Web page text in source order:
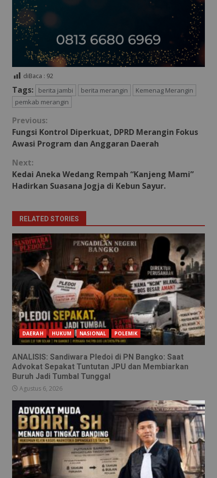
diBaca : 92
Tags: berita jambi berita merangin
Kemenag Merangin
pemkab merangin
Continue
Reading
Previous:
Fungsi Kontrol Diperkuat, DPRD Merangin Fokus
Awasi Program dan Anggaran Daerah
Next:
Kedai Aneka Wedang Rempah “Kanjeng Mami”
Hadirkan Suasana Jogja di Kebun Sayur.
RELATED STORIES
DAERAH HUKUM NASIONAL POLEMIK
ANALISIS: Sandiwara Pledoi di PN Bangko: Saat
Advokat Sepakat Tuntutan JPU dan Membiarkan
Buruh Jadi Tumbal Tunggal
Agustus 6, 2026